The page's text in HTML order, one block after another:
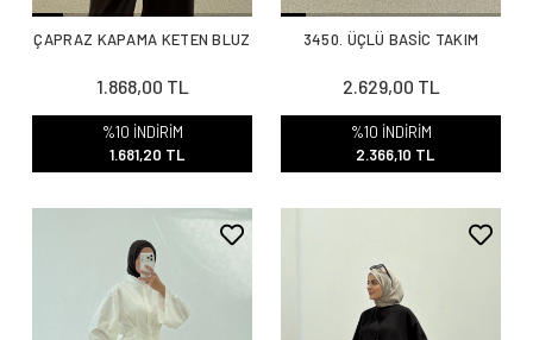
ÇAPRAZ KAPAMA KETEN BLUZ
1.868,00 TL
%10 İNDİRİM
1.681,20 TL
3450. ÜÇLÜ BASİC TAKIM
2.629,00 TL
%10 İNDİRİM
2.366,10 TL